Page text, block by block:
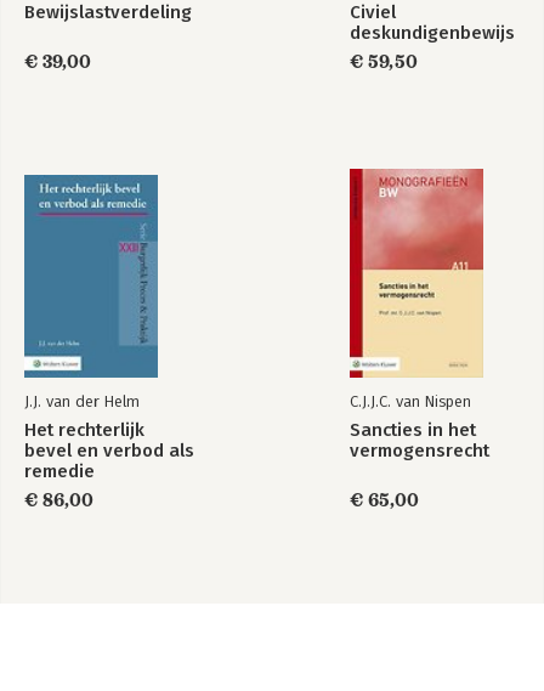
Bewijslastverdeling
€ 39,00
Civiel
deskundigenbewijs
€ 59,50
J.J. van der Helm
Het rechterlijk
bevel en verbod als
remedie
€ 86,00
C.J.J.C. van Nispen
Sancties in het
vermogensrecht
€ 65,00